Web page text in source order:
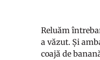
Reluăm
a văzut. Și
coajă de